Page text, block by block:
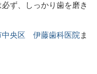
ず、しっかり歯を磨き
中央区 伊藤歯科医院 ま